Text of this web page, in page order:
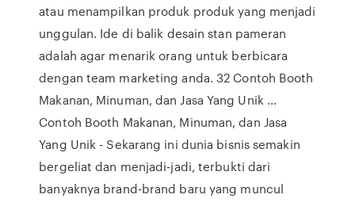
atau menampilkan produk produk yang menjadi
unggulan. Ide di balik desain stan pameran
adalah agar menarik orang untuk berbicara
dengan team marketing anda. 32 Contoh Booth
Makanan, Minuman, dan Jasa Yang Unik ...
Contoh Booth Makanan, Minuman, dan Jasa
Yang Unik - Sekarang ini dunia bisnis semakin
bergeliat dan menjadi-jadi, terbukti dari
banyaknya brand-brand baru yang muncul